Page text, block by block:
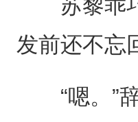
苏黎乖巧
发前还不忘
“嗯。”辞